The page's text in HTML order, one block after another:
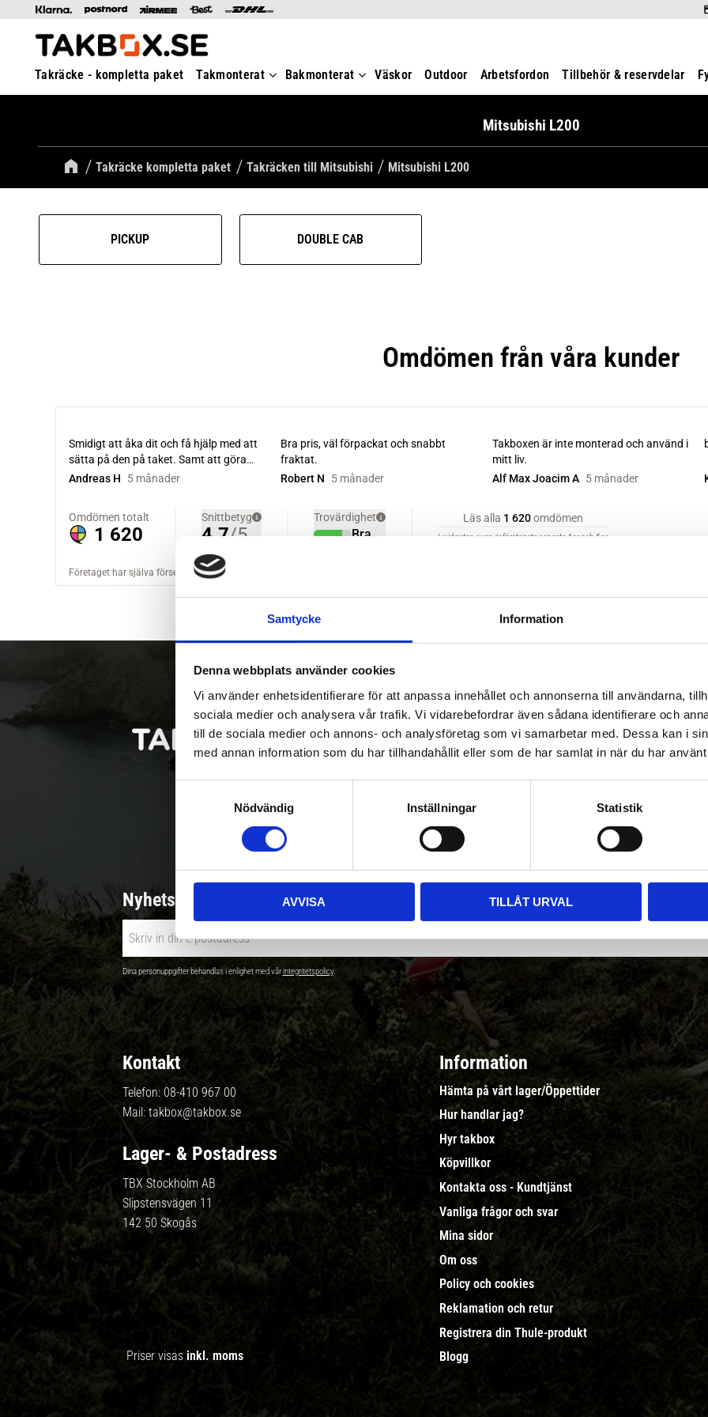
Samtycke Information
Denna webbplats använder cookies
Vi använder enhetsidentifierare för att anpassa innehållet och annonserna till användarna,
sociala medier och analysera vår trafik. Vi vidarebefordrar även sådana identifierare och
till de sociala medier och annons- och analysföretag som vi samarbetar med. Dessa kan i
med annan information som du har tillhandahållit eller som de har samlat in när du har
e
s
v
a
Nödvändig Inställningar Statistik
AVVISA TILLÅT URVAL
Takräcke - kompletta paket Takmonterat Bakmonterat Väskor Outdoor Arbetsfordon Tillbehör & reservdelar
Mitsubishi L200
Takräcke kompletta paket Takräcken till Mitsubishi Mitsubishi L200
PICKUP DOUBLE CAB
Betala säkert || Snabba leveranser || Hämta på lagret
Nyhetsbrev - Ta del av nyheter & erbjudanden
Dina personuppgifter behandlas i enlighet med vårintegritetspolicy.
Kontakt
Telefon: 08-410 967 00
Mail: takbox@takbox.se
Lager- & Postadress
TBX Stockholm AB
Slipstensvägen 11
142 50 Skogås
Information
Hämta på vårt lager/Öppettider
Hur handlar jag?
Hyr takbox
Köpvillkor
Kontakta oss - Kundtjänst
Vanliga frågor och svar
Mina sidor
Om oss
Policy och cookies
Reklamation och retur
Registrera din Thule-produkt
Blogg
Priser visas inkl. moms